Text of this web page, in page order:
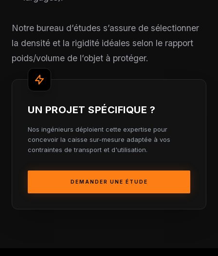
Notre bureau d’études s’assure de sélectionner
la densité et la rigidité idéales selon le rapport
poids/volume de l’objet à protéger.
UN PROJET SPÉCIFIQUE ?
Nos ingénieurs déploient cette expertise pour
concevoir la caisse sur-mesure adaptée à vos
contraintes de transport et d'utilisation.
DEMANDER UNE ÉTUDE